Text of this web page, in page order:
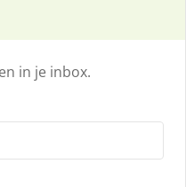
in je inbox.